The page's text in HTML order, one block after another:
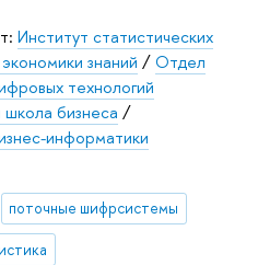
Институт статистических
знаний /Отдел
технологий
бизнеса /
информатики
поточные шифрсистемы